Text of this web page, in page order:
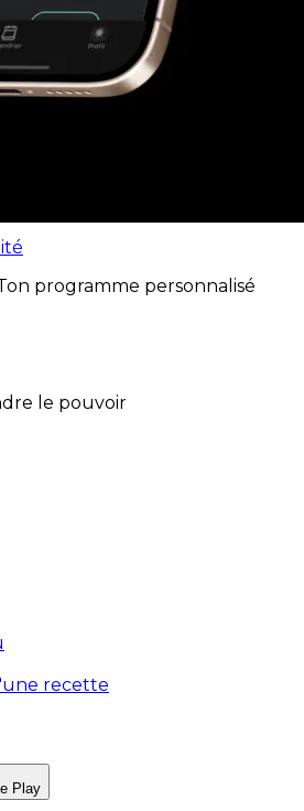
programme personnalisé
le pouvoir
recette
Play